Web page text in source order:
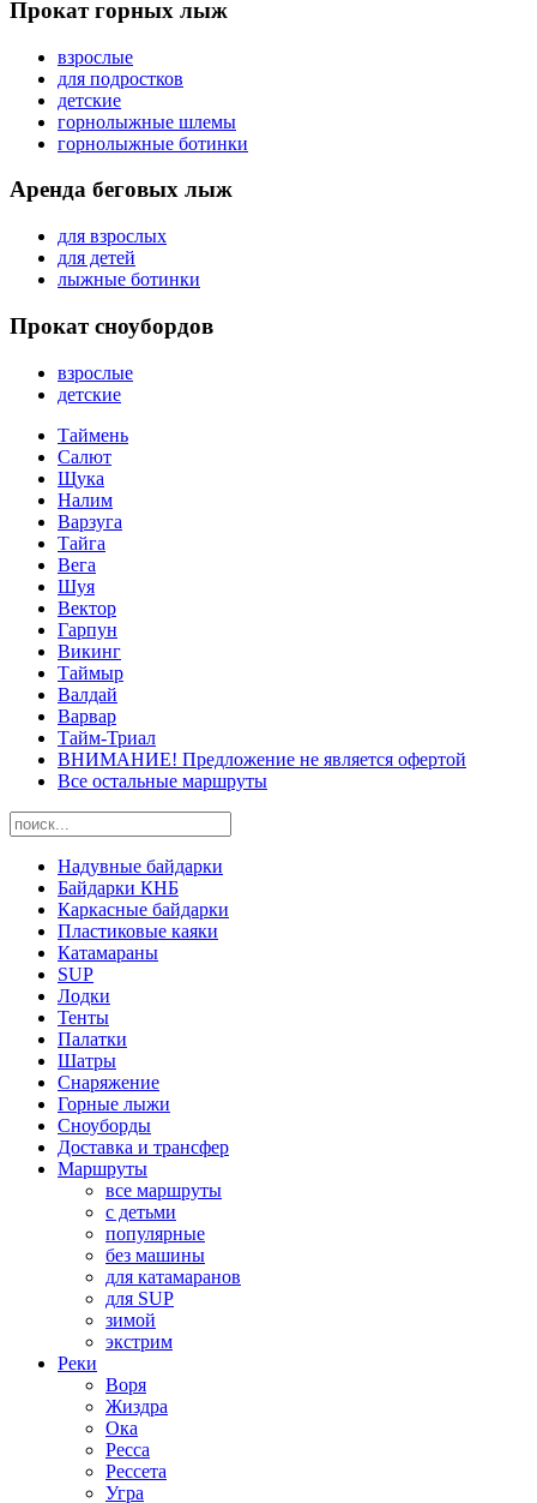
Прокат горных лыж
взрослые
для подростков
детские
горнолыжные шлемы
горнолыжные ботинки
Аренда беговых лыж
для взрослых
для детей
лыжные ботинки
Прокат сноубордов
взрослые
детские
Таймень
Салют
Щука
Налим
Варзуга
Тайга
Вега
Шуя
Вектор
Гарпун
Викинг
Таймыр
Валдай
Варвар
Тайм-Триал
ВНИМАНИЕ! Предложение не является офертой
Все остальные маршруты
Надувные байдарки
Байдарки КНБ
Каркасные байдарки
Пластиковые каяки
Катамараны
SUP
Лодки
Тенты
Палатки
Шатры
Снаряжение
Горные лыжи
Сноуборды
Доставка и трансфер
Маршруты
все маршруты
с детьми
популярные
без машины
для катамаранов
для SUP
зимой
экстрим
Реки
Воря
Жиздра
Ока
Ресса
Рессета
Угра